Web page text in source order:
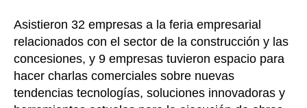
Asistieron 32 empresas a la feria empresarial
relacionados con el sector de la construcción y las
concesiones, y 9 empresas tuvieron espacio para
hacer charlas comerciales sobre nuevas
tendencias tecnologías, soluciones innovadoras y